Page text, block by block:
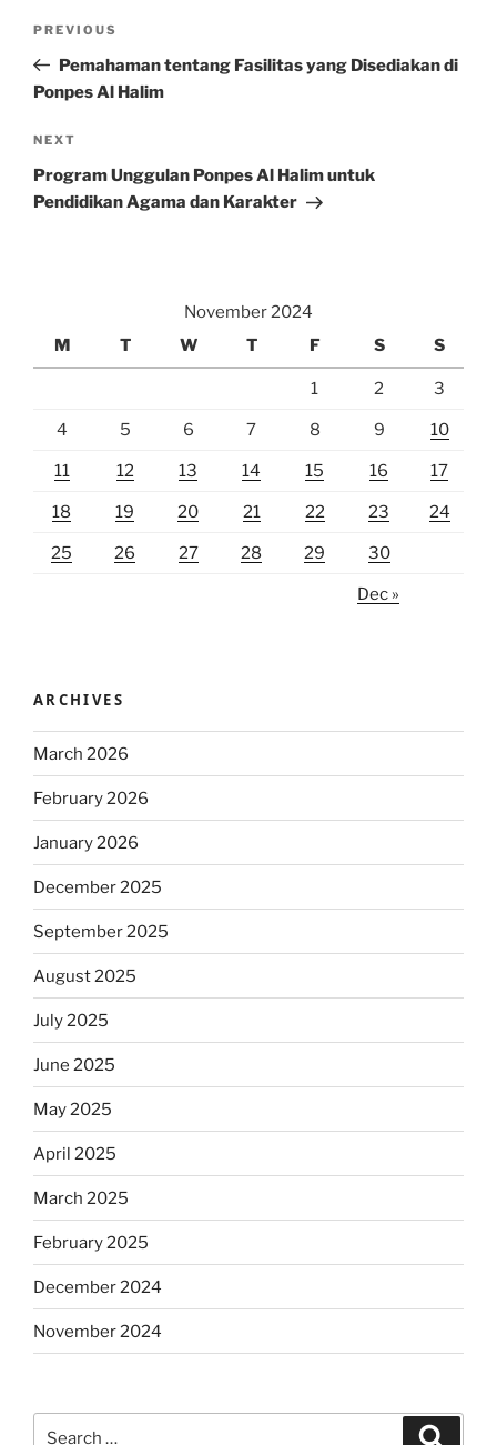
Previous
Post
PREVIOUS
Pemahaman tentang Fasilitas yang Disediakan di
Ponpes Al Halim
Next
Post
NEXT
Program Unggulan Ponpes Al Halim untuk
Pendidikan Agama dan Karakter
November 2024
M
T W T F S S
1 2 3
4 5 6 7 8 9 10
11 12 13 14 15 16 17
18 19 20 21 22 23 24
25 26 27 28 29 30
Dec »
ARCHIVES
March 2026
February 2026
January 2026
December 2025
September 2025
August 2025
July 2025
June 2025
May 2025
April 2025
March 2025
February 2025
December 2024
November 2024